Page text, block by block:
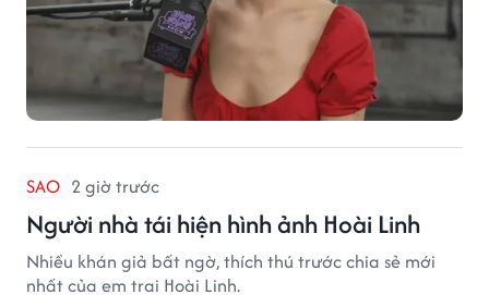
SAO 2 giờ trước
Người nhà tái hiện hình ảnh Hoài Linh
Nhiều khán giả bất ngờ, thích thú trước chia sẻ mới
nhất của em trai Hoài Linh.